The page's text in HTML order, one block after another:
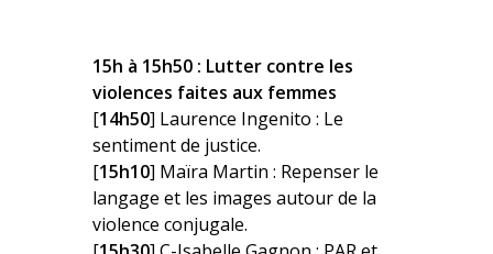
15h à 15h50 : Lutter contre les
violences faites aux femmes
[14h50] Laurence Ingenito : Le
sentiment de justice.
[15h10] Maïra Martin : Repenser le
langage et les images autour de la
violence conjugale.